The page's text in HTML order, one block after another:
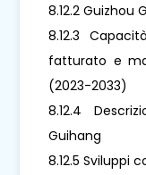
8.12.2 Guizhou
8.12.3
fatturato e
(2023-2033)
8.12.4
Guihang
8.12.5 Sviluppi